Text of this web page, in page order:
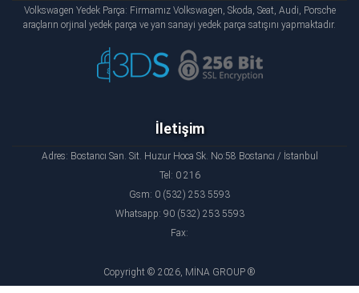
Volkswagen Yedek Parça: Firmamız Volkswagen, Skoda, Seat, Audi, Porsche
araçların orjinal yedek parça ve yan sanayi yedek parça satışını yapmaktadır.
İletişim
Adres: Bostancı San. Sit. Huzur Hoca Sk. No:58 Bostancı / İstanbul
Tel: 0 216
Gsm: 0 (532) 253 5593
Whatsapp: 90 (532) 253 5593
Fax:
Copyright © 2026, MİNA GROUP ®